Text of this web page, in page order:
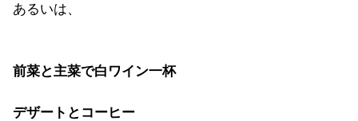
あるいは、
前菜と主菜で白ワイン一杯
デザートとコーヒー